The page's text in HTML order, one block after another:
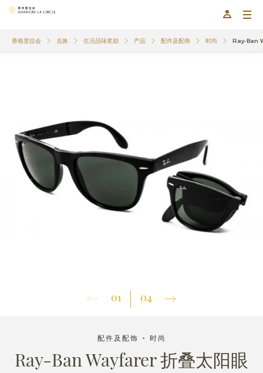
香格里拉会 兑换 生活品味奖励 产品 配件及配饰 时尚 Ray-Ban
01 04
配件及配饰 - 时尚
Ray-Ban Wayfarer 折叠太阳眼